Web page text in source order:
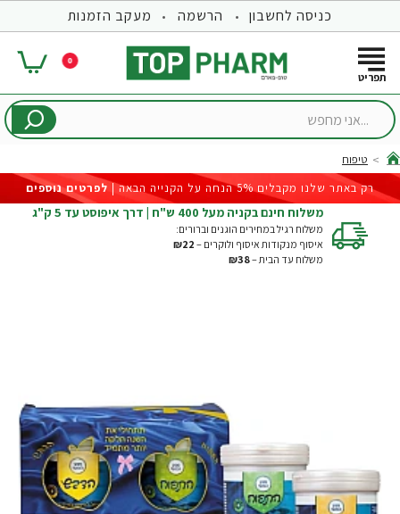
כניסה לחשבון הרשמה מעקב הזמנות
0
...אני
home
טיפוח
רק באתר שלנו מקבלים 5% הנחה על הקנייה הבאה |
לפרטים נוספים
משלוח חינם בקניה מעל 400 ש"ח | דרך איפוסט עד 5 ק"ג
משלוח רגיל במחירים הוגנים וברורים:
איסוף מנקודות איסוף ולוקרים – ₪22
משלוח עד הבית –₪38